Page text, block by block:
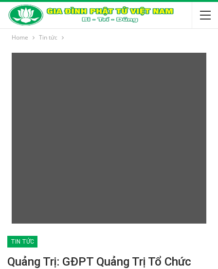
Home Tin tức
TIN TỨC
Quảng Trị: GĐPT Quảng Trị Tổ Chức